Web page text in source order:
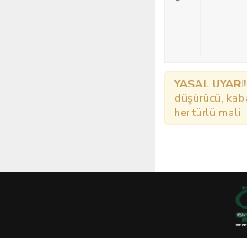
YASAL UYARI!
düşürücü,
her türlü mali,